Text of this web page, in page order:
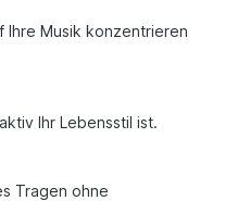
Ihre Musik konzentrieren
Ihr Lebensstil ist.
Tragen ohne